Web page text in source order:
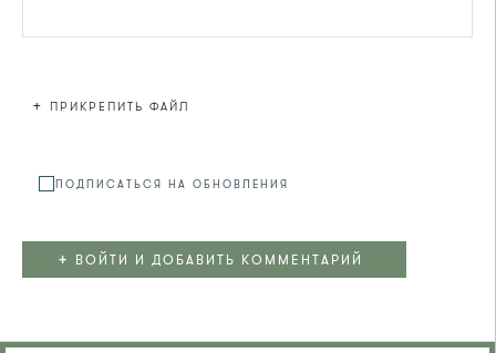
+ ПРИКРЕПИТЬ ФАЙЛ
ПОДПИСАТЬСЯ НА ОБНОВЛЕНИЯ
+ ВОЙТИ И ДОБАВИТЬ КОММЕНТАРИЙ